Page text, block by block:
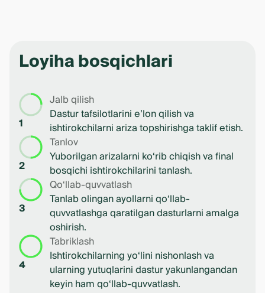
Loyiha bosqichlari
1
Jalb qilish
Dastur tafsilotlarini e’lon qilish va
ishtirokchilarni ariza topshirishga taklif etish.
2
Tanlov
Yuborilgan arizalarni ko‘rib chiqish va final
bosqichi ishtirokchilarini tanlash.
3
Qo‘llab-quvvatlash
Tanlab olingan ayollarni qo‘llab-
quvvatlashga qaratilgan dasturlarni amalga
oshirish.
4
Tabriklash
Ishtirokchilarning yo‘lini nishonlash va
ularning yutuqlarini dastur yakunlangandan
keyin ham qo‘llab-quvvatlash.